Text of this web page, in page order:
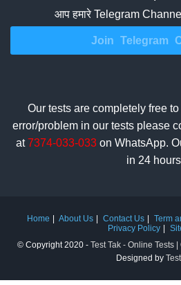
आप हमारे Telegram
Join Telegram
Our tests are completely free
error/problem in our tests please
at7374-033-033on WhatsApp.
in 24
Home About Us Contact Us Term
Privacy Policy
© Copyright 2020 - Test Tak - Online Tests
Designed by